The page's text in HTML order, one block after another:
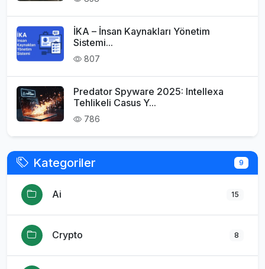
İKA – İnsan Kaynakları Yönetim
Sistemi...
807
Predator Spyware 2025: Intellexa
Tehlikeli Casus Y...
786
Kategoriler 9
Ai 15
Crypto 8